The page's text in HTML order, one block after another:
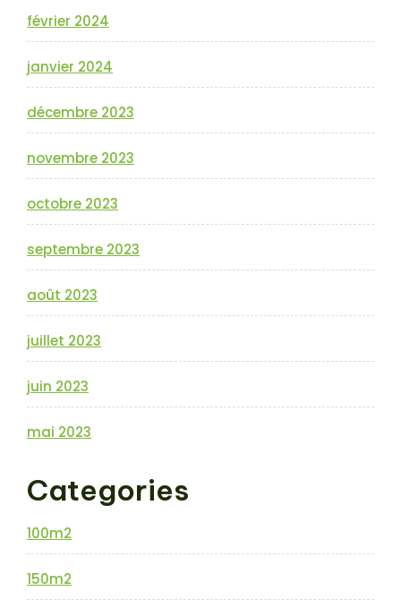
février 2024
janvier 2024
décembre 2023
novembre 2023
octobre 2023
septembre 2023
août 2023
juillet 2023
juin 2023
mai 2023
Categories
100m2
150m2